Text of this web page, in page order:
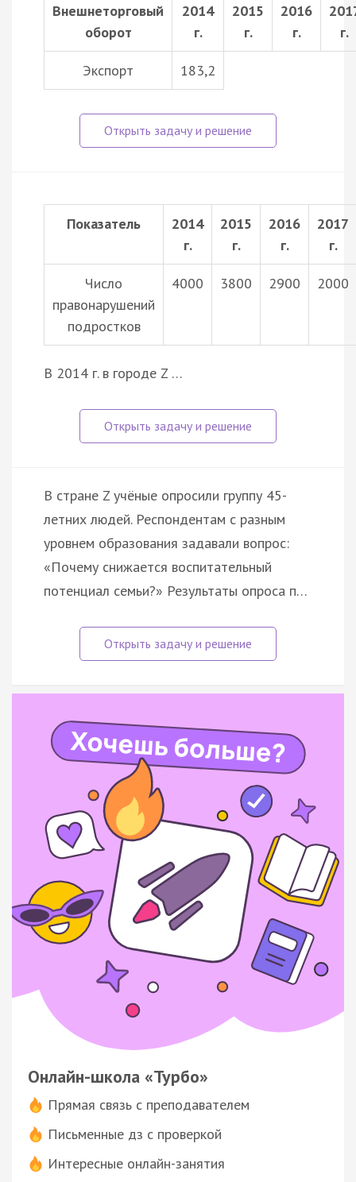
Внешнеторговый
оборот
2014
г.
2015
г.
2016
г.
г.
Экспорт 183,2
Показатель
2014
г.
2015
г.
2016
г.
2017
г.
Число
правонарушений
подростков
4000 3800 2900 2000
В 2014 г. в городе Z …
В стране Z учёные опросили группу 45-
летних людей. Респондентам с разным
уровнем образования задавали вопрос:
«Почему снижается воспитательный
потенциал семьи?» Результаты опроса п…
Онлайн-школа «Турбо»
Прямая связь с преподавателем
Письменные дз с проверкой
Интересные онлайн-занятия